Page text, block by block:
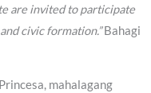
are invited to participate
civic formation.”Bahagi
mahalagang